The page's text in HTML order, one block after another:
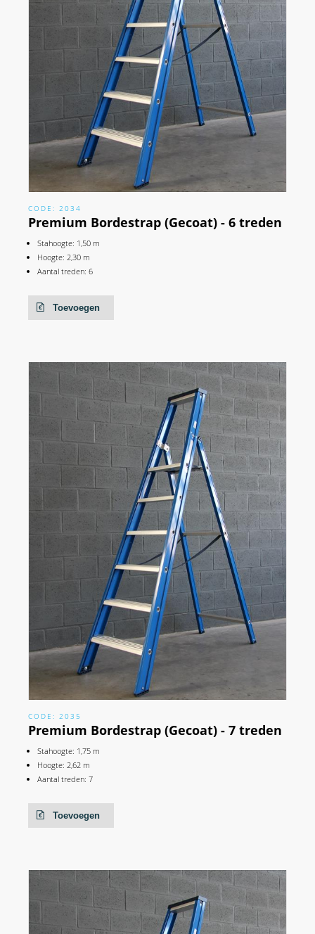
CODE: 2034
Premium Bordestrap (Gecoat) - 6 treden
Stahoogte: 1,50 m
Hoogte: 2,30 m
Aantal treden: 6
Toevoegen
CODE: 2035
Premium Bordestrap (Gecoat) - 7 treden
Stahoogte: 1,75 m
Hoogte: 2,62 m
Aantal treden: 7
Toevoegen